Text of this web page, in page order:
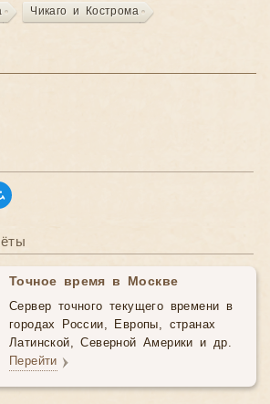
Чикаго и Кострома
Точное время в Москве
Сервер точного текущего времени в
городах России, Европы, странах
Латинской, Северной Америки и др.
Перейти